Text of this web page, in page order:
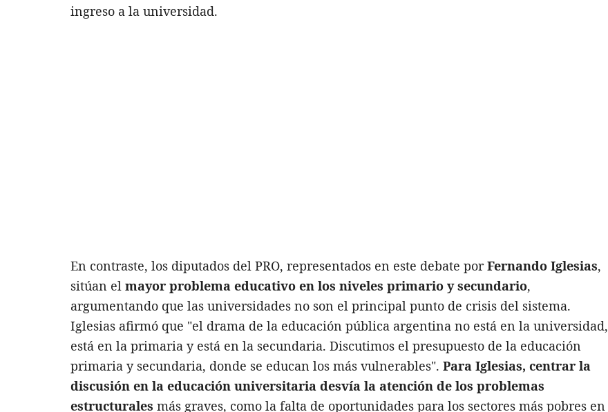
ingreso a la universidad.
En contraste, los diputados del PRO, representados en este debate porFernando Iglesias,
sitúan el mayor problema educativo en los niveles primario y secundario,
argumentando que las universidades no son el principal punto de crisis del sistema.
Iglesias afirmó que "el drama de la educación pública argentina no está en la universidad,
está en la primaria y está en la secundaria. Discutimos el presupuesto de la educación
primaria y secundaria, donde se educan los más vulnerables". Para Iglesias, centrar la
discusión en la educación universitaria desvía la atención de los problemas
estructurales más graves, como la falta de oportunidades para los sectores más pobres en